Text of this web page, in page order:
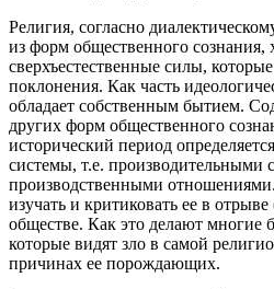
Религия, согласно
из форм общественного сознания,
сверхъестественные силы,
поклонения. Как часть
обладает собственным бытием.
других форм общественного
исторический период
системы, т.е. производительными
производственными
изучать и критиковать ее в
обществе. Как это делают многие
которые видят зло в самой
причинах ее порождающих.